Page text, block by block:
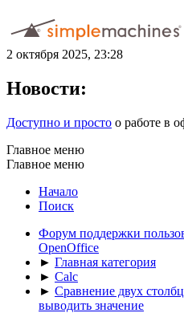
2 октября 2025, 23:28
Новости:
Доступно и просто о работе в
Главное меню
Главное меню
Начало
Поиск
Форум поддержки
OpenOffice
► Главная категория
► Calc
► Сравнение двух
выводить значение